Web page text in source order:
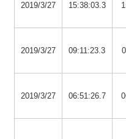
2019/3/27 15:38:03.3
2019/3/27 09:11:23.3
2019/3/27 06:51:26.7